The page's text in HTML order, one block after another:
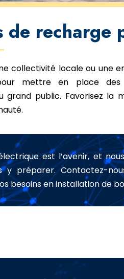
de recharge
collectivité locale ou une
mettre en place des
grand public. Favorisez la
est l’avenir, et
y préparer. Contactez-
besoins en installation de